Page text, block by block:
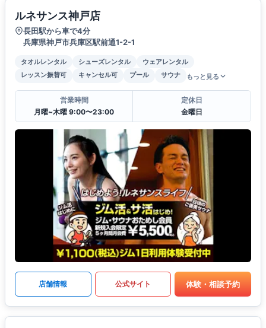
ルネサンス神戸店
長田駅から車で4分
兵庫県神戸市兵庫区駅前通1-2-1
タオルレンタル シューズレンタル
ウェアレンタル
レッスン振替可
キャンセル可 プール サウナ もっと見る
営業時間
月曜~木曜 9:00〜23:00
定休日
金曜日
店舗情報 公式サイト 体験・相談予約